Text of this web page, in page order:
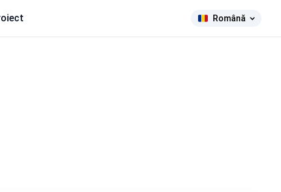
Română